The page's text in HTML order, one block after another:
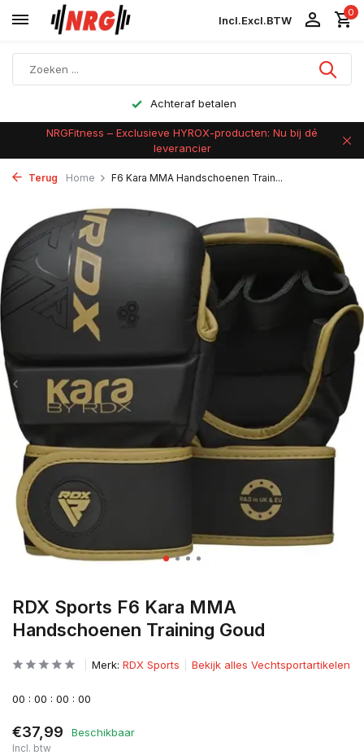
Incl.Excl.BTW
0
Achteraf betalen
NRGFitness – Exclusieve HYROX-producten: Nu bij dé
leverancier
Terug Home F6 Kara MMA Handschoenen Train...
RDX Sports F6 Kara MMA
Handschoenen Training Goud
Merk: RDX Sports Bekijk alles Vechtsportartikelen
00 : 00 : 00 : 00
€37,99 Beschikbaar
Incl. btw